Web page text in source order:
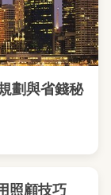
劃與省錢秘
照顧技巧